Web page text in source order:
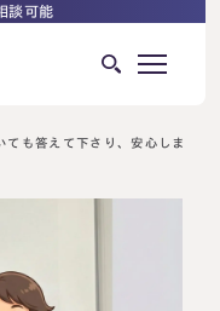
談可能
ても答えて下さり、安心しました